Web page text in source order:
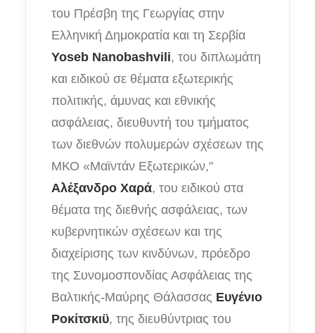
του Πρέσβη της Γεωργίας στην
Ελληνική Δημοκρατία και τη Σερβία
Yoseb Nanobashvili, του διπλωμάτη
και ειδικού σε θέματα εξωτερικής
πολιτικής, άμυνας και εθνικής
ασφάλειας, διευθυντή του τμήματος
των διεθνών πολυμερών σχέσεων της
ΜΚΟ «Μαϊντάν Εξωτερικών,"
Αλέξανδρο Χαρά, του ειδικού στα
θέματα της διεθνής ασφάλειας, των
κυβερνητικών σχέσεων και της
διαχείρισης των κινδύνων, πρόεδρο
της Συνομοσπονδίας Ασφάλειας της
Βαλτικής-Μαύρης Θάλασσας Ευγένιο
Ροκίτσκιϋ, της διευθύντριας του